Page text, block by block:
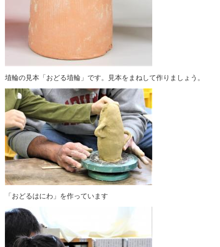
埴輪の見本「おどる埴輪」です。見本をまねして作りましょう。
「おどるはにわ」を作っています